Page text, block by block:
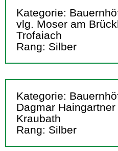
Kategorie:
vlg. Moser am
Trofaiach
Rang: Silber
Kategorie:
Dagmar Haingartner
Kraubath
Rang: Silber